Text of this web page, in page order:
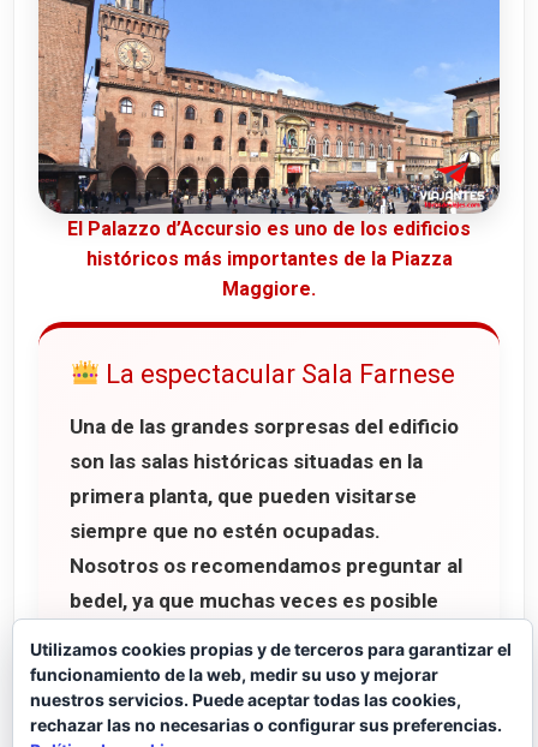
El Palazzo d’Accursio es uno de los edificios
históricos más importantes de la Piazza
Maggiore.
La espectacular Sala Farnese
Una de las grandes sorpresas del edificio
son las salas históricas situadas en la
primera planta, que pueden visitarse
siempre que no estén ocupadas.
Nosotros os recomendamos preguntar al
bedel, ya que muchas veces es posible
Entre todas ellas destaca especialmente
la impresionanteSala Farnese, famosa
Utilizamos cookies propias y de terceros para garantizar el
funcionamiento de la web, medir su uso y mejorar
nuestros servicios. Puede aceptar todas las cookies,
rechazar las no necesarias o configurar sus preferencias.